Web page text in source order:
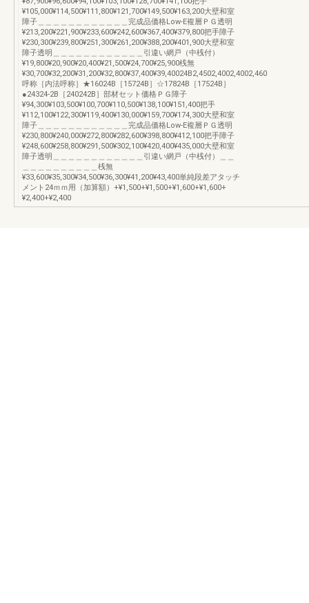
¥105,000¥114,500¥111,800¥121,700¥149,500¥163,200大壁和室
障子＿＿＿＿＿＿＿＿＿＿＿＿完成品価格Low-E複層ＰＧ透明
¥213,200¥221,900¥233,600¥242,600¥367,400¥379,800把手障子
¥230,300¥239,800¥251,300¥261,200¥388,200¥401,900大壁和室
障子透明＿＿＿＿＿＿＿＿＿＿＿＿引違い網戸（中桟付）
¥19,800¥20,900¥20,400¥21,500¥24,700¥25,900桟無
¥30,700¥32,200¥31,200¥32,800¥37,400¥39,40024B2,4502,4002,4002,460
呼称［内法呼称］★16024B［15724B］☆17824B［17524B］
●24324-2B［240242B］部材セット価格ＰＧ障子
¥94,300¥103,500¥100,700¥110,500¥138,100¥151,400把手
¥112,100¥122,300¥119,400¥130,000¥159,700¥174,300大壁和室
障子＿＿＿＿＿＿＿＿＿＿＿＿完成品価格Low-E複層ＰＧ透明
¥230,800¥240,000¥272,800¥282,600¥398,800¥412,100把手障子
¥248,600¥258,800¥291,500¥302,100¥420,400¥435,000大壁和室
障子透明＿＿＿＿＿＿＿＿＿＿＿＿引違い網戸（中桟付）＿＿
＿＿＿＿＿＿＿＿＿＿桟無
¥33,600¥35,300¥34,500¥36,300¥41,200¥43,400単純段差アタッチ
メント24ｍｍ用（加算額）+¥1,500+¥1,500+¥1,600+¥1,600+
¥2,400+¥2,400